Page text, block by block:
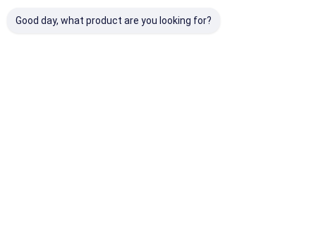
Good day, what product are you looking for?